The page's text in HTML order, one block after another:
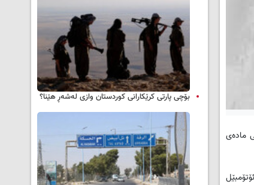
ماده‌ی
بۆچی پارتی کرێکارانی کوردستان وازی لەشەڕ هێنا؟